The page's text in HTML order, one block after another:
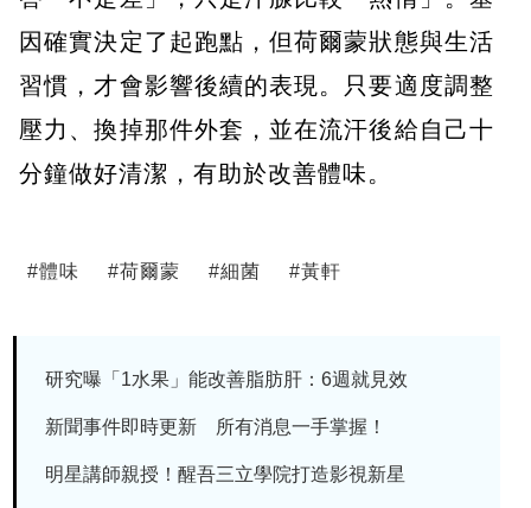
因確實決定了起跑點，但荷爾蒙狀態與生活
習慣，才會影響後續的表現。只要適度調整
壓力、換掉那件外套，並在流汗後給自己十
分鐘做好清潔，有助於改善體味。
#體味 #荷爾蒙 #細菌 #黃軒
研究曝「1水果」能改善脂肪肝：6週就見效
新聞事件即時更新 所有消息一手掌握！
明星講師親授！醒吾三立學院打造影視新星